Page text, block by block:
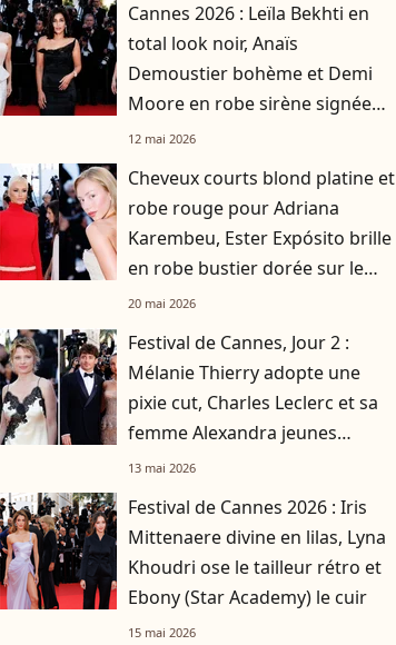
Cannes 2026 : Leïla Bekhti en
total look noir, Anaïs
Demoustier bohème et Demi
Moore en robe sirène signée
Jacquemus, elles donnent le
12 mai 2026
Cheveux courts blond platine et
robe rouge pour Adriana
Karembeu, Ester Expósito brille
en robe bustier dorée sur le
tapis rouge cannois
20 mai 2026
Festival de Cannes, Jour 2 :
Mélanie Thierry adopte une
pixie cut, Charles Leclerc et sa
femme Alexandra jeunes
mariés
13 mai 2026
Festival de Cannes 2026 : Iris
Mittenaere divine en lilas, Lyna
Khoudri ose le tailleur rétro et
Ebony (Star Academy) le cuir
15 mai 2026